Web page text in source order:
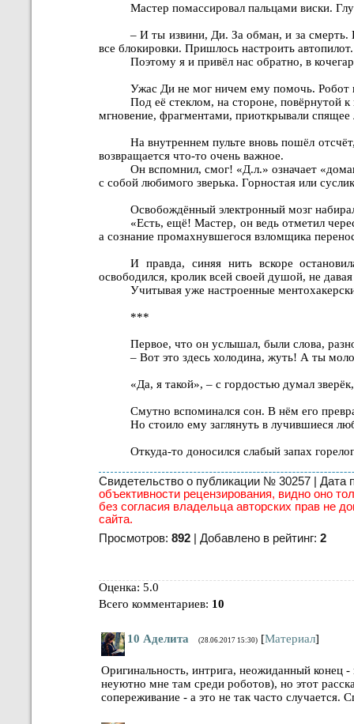
Мастер помассировал пальцами виски.
– И ты извини, Ди. За обман, и за смерть.
все блокировки. Пришлось настроить
Поэтому я и привёл нас обратно, в
Ужас Ди не мог ничем ему помочь. Робот
Под её стеклом, на стороне, повёрнутой к
мгновение, фрагментами, приоткрывали
На внутреннем пульте вновь пошёл
возвращается что-то очень важное.
Он вспомнил, смог! «Д.л.» означает
с собой любимого зверька. Горностая или
Освобождённый электронный мозг
«Есть, ещё! Мастер, он ведь отметил
а сознание промахнувшегося взломщика
И правда, синяя нить вскоре
освободился, кролик всей своей душой, не
Учитывая уже настроенные
***
Первое, что он услышал, были слова,
– Вот это здесь холодина, жуть! А ты
«Да, я такой», – с гордостью думал
Смутно вспоминался сон. В нём его
Но стоило ему заглянуть в лучившиеся
Откуда-то доносился слабый запах
Свидетельство о публикации № 30257 | Дата
объективности рецензирования, видно оно
без согласия владельца авторских прав не
сайта.
Просмотров: 892 | Добавлено в рейтинг: 2
Оценка: 5.0
Всего комментариев: 10
10 Аделита (28.06.2017 15:30) [Материал]
Оригинальность, интрига, неожиданный конец
неуютно мне там среди роботов), но этот
сопереживание - а это не так часто случается.